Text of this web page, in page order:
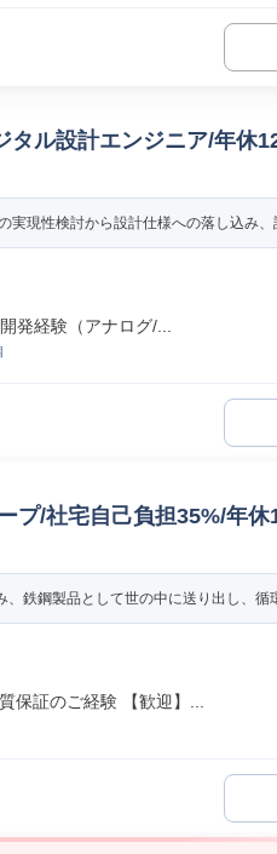
タル設計エンジニア/年休
実現性検討から設計仕様への落し込み、
発経験（アナログ/...
プ/社宅自己負担35%/年
鉄鋼製品として世の中に送り出し、循
保証のご経験 【歓迎】...